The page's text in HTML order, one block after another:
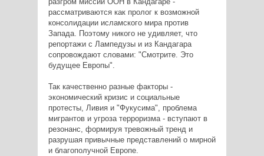
рассматриваются как пролог к возможной
консолидации исламского мира против
Запада. Поэтому никого не удивляет, что
репортажи с Лампедузы и из Кандагара
сопровождают словами: "Смотрите. Это
будущее Европы".
Так качественно разные факторы -
экономический кризис и социальные
протесты, Ливия и "Фукусима", проблема
мигрантов и угроза терроризма - вступают в
резонанс, формируя тревожный тренд и
разрушая привычные представлений о мирной
и благополучной Европе.